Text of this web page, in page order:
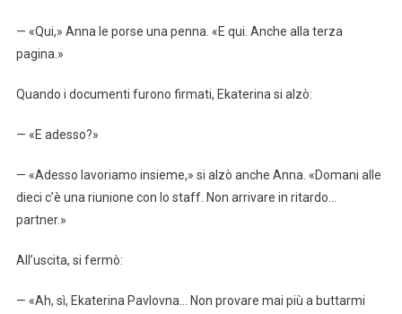
— «Qui,» Anna le porse una penna. «E qui. Anche alla terza
pagina.»
Quando i documenti furono firmati, Ekaterina si alzò:
— «E adesso?»
— «Adesso lavoriamo insieme,» si alzò anche Anna. «Domani alle
dieci c’è una riunione con lo staff. Non arrivare in ritardo…
partner.»
All’uscita, si fermò:
— «Ah, sì, Ekaterina Pavlovna… Non provare mai più a buttarmi